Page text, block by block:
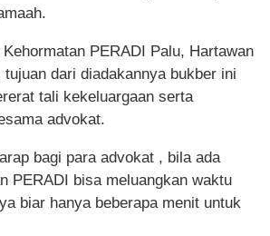
PERADI Palu, Hartawan
tujuan dari diadakannya bukber ini
tali kekeluargaan serta
advokat.
bagi para advokat , bila ada
PERADI bisa meluangkan waktu
biar hanya beberapa menit untuk